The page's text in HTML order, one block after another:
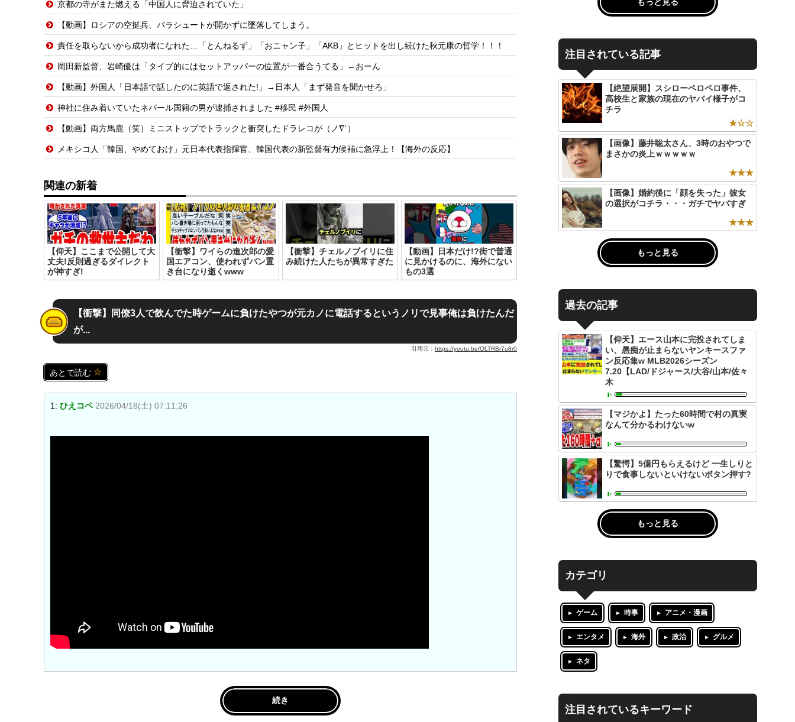
京都の寺がまた燃える「中国人に脅迫されていた」
【動画】ロシアの空挺兵、パラシュートが開かずに墜落してしまう。
責任を取らないから成功者になれた…「とんねるず」「おニャン子」「AKB」とヒットを出し続けた秋元康の哲学！！！
岡田新監督、岩崎優は「タイプ的にはセットアッパーの位置が一番合うてる」←おーん
【動画】外国人「日本語で話したのに英語で返された!」→日本人「まず発音を聞かせろ」
神社に住み着いていたネパール国籍の男が逮捕されました #移民 #外国人
【動画】両方馬鹿（笑）ミニストップでトラックと衝突したドラレコが（ノ∇`）
メキシコ人「韓国、やめておけ」元日本代表指揮官、韓国代表の新監督有力候補に急浮上！【海外の反応】
関連の新着
【仰天】ここまで公開して大
丈夫!反則過ぎるダイレクト
が神すぎ!
【衝撃】ワイらの進次郎の愛
国エアコン、使われずパン置
き台になり逝くwww
【衝撃】チェルノブイリに住
み続けた人たちが異常すぎた
【動画】日本だけ!?街で普通
に見かけるのに、海外にない
もの3選
【衝撃】同僚3人で飲んでた時ゲームに負けたやつが元カノに電話するというノリで見事俺は負けたんだ
が...
引用元： https://youtu.be/OLTRBr7u8r0
あとで読む
1: ひえコペ 2026/04/18(土) 07:11:26
続き
注目されている記事
【絶望展開】スシローペロペロ事件、
高校生と家族の現在のヤバイ様子がコ
チラ
★☆☆
【画像】藤井聡太さん、3時のおやつで
まさかの炎上ｗｗｗｗｗ
★★★
【画像】婚約後に「顔を失った」彼女
の選択がコチラ・・・ガチでヤバすぎ
★★★
もっと見る
過去の記事
【仰天】エース山本に完投されてしま
い、愚痴が止まらないヤンキースファ
ン反応集w MLB2026シーズン
7.20【LAD/ドジャース/大谷/山本/佐々
木
【マジかよ】たった60時間で村の真実
なんて分かるわけないw
【驚愕】5億円もらえるけど 一生しりと
りで食事しないといけないボタン押す?
もっと見る
カテゴリ
ゲーム 時事 アニメ・漫画
エンタメ 海外 政治 グルメ
ネタ
注目されているキーワード